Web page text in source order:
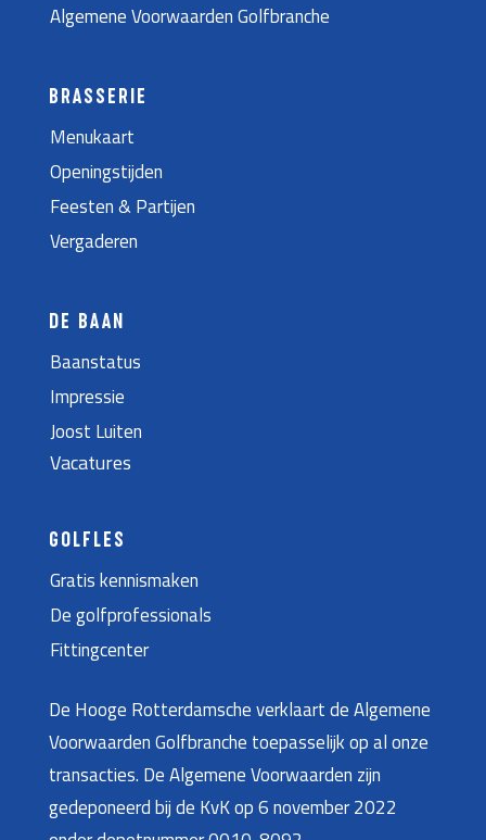
Algemene Voorwaarden Golfbranche
BRASSERIE
Menukaart
Openingstijden
Feesten & Partijen
Vergaderen
DE BAAN
Baanstatus
Impressie
Joost Luiten
Vacatures
GOLFLES
Gratis kennismaken
De golfprofessionals
Fittingcenter
De Hooge Rotterdamsche verklaart de Algemene
Voorwaarden Golfbranche toepasselijk op al onze
transacties. De Algemene Voorwaarden zijn
gedeponeerd bij de KvK op 6 november 2022